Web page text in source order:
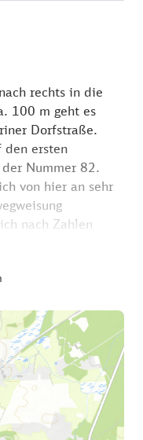
rechts in die
100 m geht es
Dorfstraße.
den ersten
Nummer 82.
von hier an sehr
nach Zahlen
dieser Route
– 49 – 98 – 70 –
zu
rechts in den
hier durch die
Althüttendorf.
links in den
Richtung
in